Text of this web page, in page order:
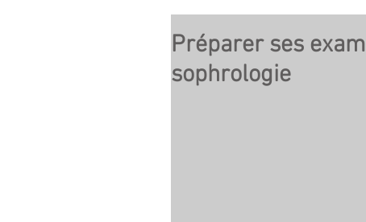
Préparer ses
sophrologie